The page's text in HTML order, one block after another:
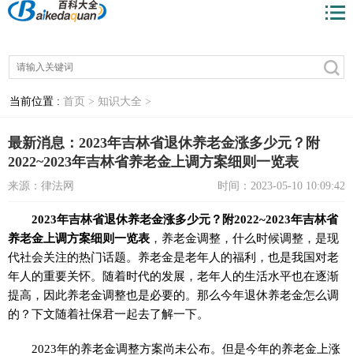
当前位置 : 首页 > 知识大全 >
最新消息：2023年吉林省退休养老金涨多少元？附
2022~2023年吉林省养老金上调方案细则一览表
来源：律法网 时间：2023-05-10 10:09:42
2023年吉林省退休养老金涨多少元？附2022~2023年吉林省
养老金上调方案细则一览表 ，养老金调整，什么时候调整，是现
代社会关注的热门话题。养老金是老年人的福利，也是我国对老
年人的重要关怀。随着时代的发展，老年人的生活水平也在逐渐
提高，因此养老金调整也是必要的。那么今年退休养老金怎么调
的？下文随着社保君一起去了解一下。
2023年的养老金调整方案尚未公布。但是今年的养老金上涨